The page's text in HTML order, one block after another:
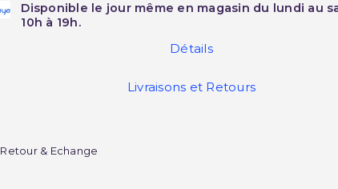
Disponible le jour même en magasin du lundi au
10h à 19h.
Détails
Livraisons et Retours
Retour & Echange